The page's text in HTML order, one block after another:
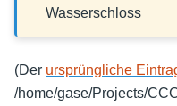
Wasserschloss
(Der ursprüngliche
/home/gase/Projects/